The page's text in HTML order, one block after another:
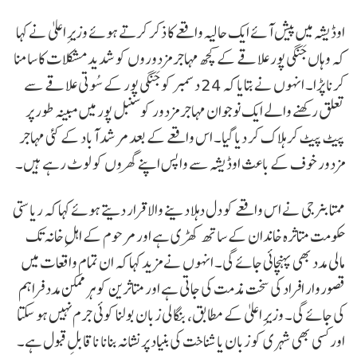
اوڈیشہ میں پیش آئے ایک حالیہ واقعے کا ذکر کرتے ہوئے وزیرِ اعلیٰ نے کہا
کہ وہاں جَنگی پور علاقے کے کچھ مہاجر مزدوروں کو شدید مشکلات کا سامنا
کرنا پڑا۔ انہوں نے بتایا کہ 24 دسمبر کو جَنگی پور کے سُوتی علاقے سے
تعلق رکھنے والے ایک نوجوان مہاجر مزدور کو سنبل پور میں مبینہ طور پر
پیٹ پیٹ کر ہلاک کر دیا گیا۔ اس واقعے کے بعد مرشد آباد کے کئی مہاجر
مزدور خوف کے باعث اوڈیشہ سے واپس اپنے گھروں کو لوٹ رہے ہیں۔
ممتا بنرجی نے اس واقعے کو دل دہلا دینے والا قرار دیتے ہوئے کہا کہ ریاستی
حکومت متاثرہ خاندان کے ساتھ کھڑی ہے اور مرحوم کے اہلِ خانہ تک
مالی مدد بھی پہنچائی جائے گی۔ انہوں نے مزید کہا کہ ان تمام واقعات میں
قصوروار افراد کی سخت مذمت کی جاتی ہے اور متاثرین کو ہر ممکن مدد فراہم
کی جائے گی۔ وزیرِ اعلیٰ کے مطابق، بنگالی زبان بولنا کوئی جرم نہیں ہو سکتا
اور کسی بھی شہری کو زبان یا شناخت کی بنیاد پر نشانہ بنانا ناقابلِ قبول ہے۔